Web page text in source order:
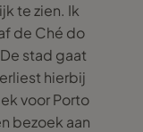
te zien. Ik
de Ché do
stad gaat
hierbij
voor Porto
bezoek aan